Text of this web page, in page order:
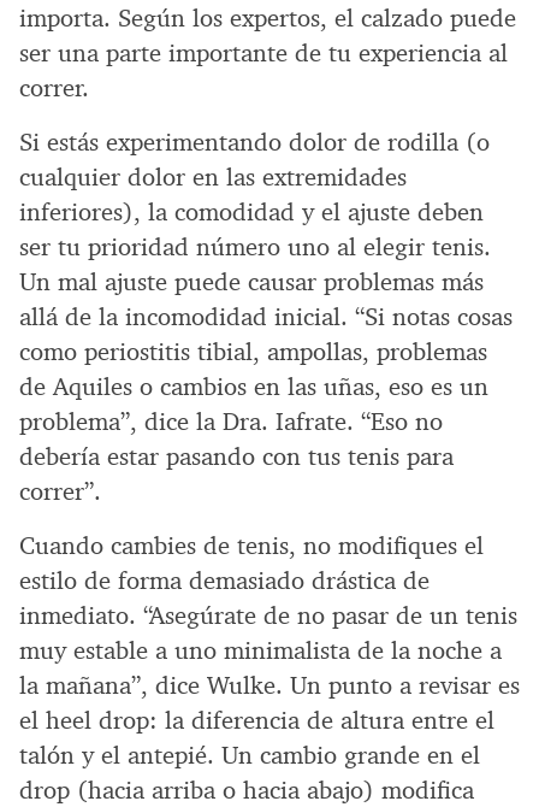
importa. Según los expertos, el calzado puede
ser una parte importante de tu experiencia al
correr.
Si estás experimentando dolor de rodilla (o
cualquier dolor en las extremidades
inferiores), la comodidad y el ajuste deben
ser tu prioridad número uno al elegir tenis.
Un mal ajuste puede causar problemas más
allá de la incomodidad inicial. “Si notas cosas
como periostitis tibial, ampollas, problemas
de Aquiles o cambios en las uñas, eso es un
problema”, dice la Dra. Iafrate. “Eso no
debería estar pasando con tus tenis para
correr”.
Cuando cambies de tenis, no modifiques el
estilo de forma demasiado drástica de
inmediato. “Asegúrate de no pasar de un tenis
muy estable a uno minimalista de la noche a
la mañana”, dice Wulke. Un punto a revisar es
el heel drop: la diferencia de altura entre el
talón y el antepié. Un cambio grande en el
drop (hacia arriba o hacia abajo) modifica